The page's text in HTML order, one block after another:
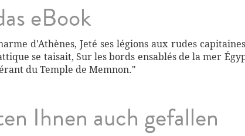
eBook
d'Athènes, Jeté ses légions aux rudes
se taisait, Sur les bords ensablés de la mer
du Temple de Memnon."
Ihnen auch gefallen